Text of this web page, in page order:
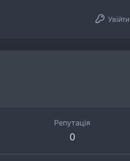
Увійти
Репутація
0